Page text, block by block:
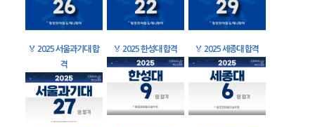
🏅 2025 서울과기대 합
격
🏅 2025 한성대 합격 🏅 2025 세종대 합격